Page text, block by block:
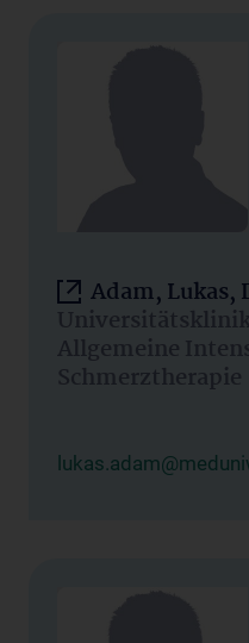
Adam,
Allgemeine
Schmerztherapie